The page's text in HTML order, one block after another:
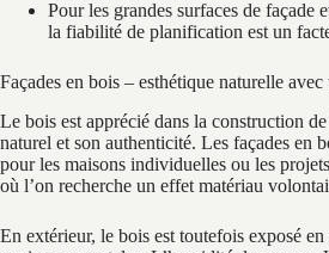
Pour les grandes surfaces de façade
la fiabilité de planification est un
Façades en bois – esthétique naturelle
Le bois est apprécié dans la construction
naturel et son authenticité. Les façades en
pour les maisons individuelles ou les
où l’on recherche un effet matériau
En extérieur, le bois est toutefois exposé